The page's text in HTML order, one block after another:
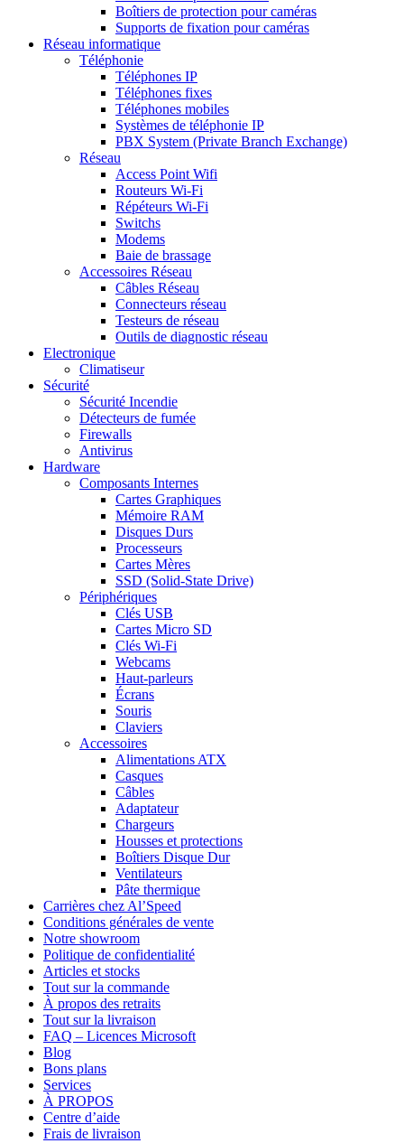
Boîtiers de protection pour caméras
Supports de fixation pour caméras
Réseau informatique
Téléphonie
Téléphones IP
Téléphones fixes
Téléphones mobiles
Systèmes de téléphonie IP
PBX System (Private Branch Exchange)
Réseau
Access Point Wifi
Routeurs Wi-Fi
Répéteurs Wi-Fi
Switchs
Modems
Baie de brassage
Accessoires Réseau
Câbles Réseau
Connecteurs réseau
Testeurs de réseau
Outils de diagnostic réseau
Electronique
Climatiseur
Sécurité
Sécurité Incendie
Détecteurs de fumée
Firewalls
Antivirus
Hardware
Composants Internes
Cartes Graphiques
Mémoire RAM
Disques Durs
Processeurs
Cartes Mères
SSD (Solid-State Drive)
Périphériques
Clés USB
Cartes Micro SD
Clés Wi-Fi
Webcams
Haut-parleurs
Écrans
Souris
Claviers
Accessoires
Alimentations ATX
Casques
Câbles
Adaptateur
Chargeurs
Housses et protections
Boîtiers Disque Dur
Ventilateurs
Pâte thermique
Carrières chez Al’Speed
Conditions générales de vente
Notre showroom
Politique de confidentialité
Articles et stocks
Tout sur la commande
À propos des retraits
Tout sur la livraison
FAQ – Licences Microsoft
Blog
Bons plans
Services
À PROPOS
Centre d’aide
Frais de livraison